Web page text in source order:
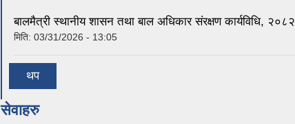
बालमैत्री स्थानीय शासन तथा बाल अधिकार संरक्षण कार्यविधि, २०८२
मिति: 03/31/2026 - 13:05
थप
सेवाहरु